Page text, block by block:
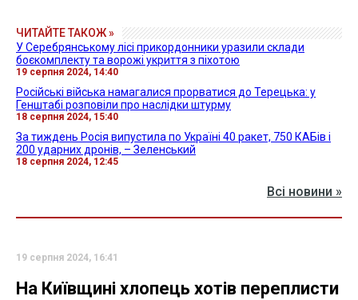
ЧИТАЙТЕ ТАКОЖ »
У Серебрянському лісі прикордонники уразили склади
боєкомплекту та ворожі укриття з піхотою
19 серпня 2024, 14:40
Російські війська намагалися прорватися до Терецька: у
Генштабі розповіли про наслідки штурму
18 серпня 2024, 15:40
За тиждень Росія випустила по Україні 40 ракет, 750 КАБів і
200 ударних дронів, – Зеленський
18 серпня 2024, 12:45
Всі новини »
19 серпня 2024, 16:41
На Київщині хлопець хотів переплисти